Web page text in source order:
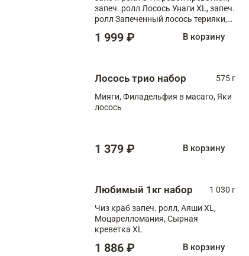
запеч. ролл Лосось Унаги XL, запеч.
ролл Запеченный лосось терияки,
1 999 ₽ В корзину
Лосось трио набор
575 г
Мияги, Филадельфия в масаго, Яки
лосось
1 379 ₽ В корзину
Любимый 1кг набор
1 030 г
Чиз краб запеч. ролл, Аяши XL,
Моцарелломания, Сырная
креветка XL
1 886 ₽ В корзину